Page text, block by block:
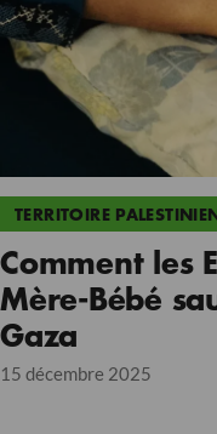
TERRITOIRE
Comment les
Mère-Bébé
Gaza
15 décembre 2025